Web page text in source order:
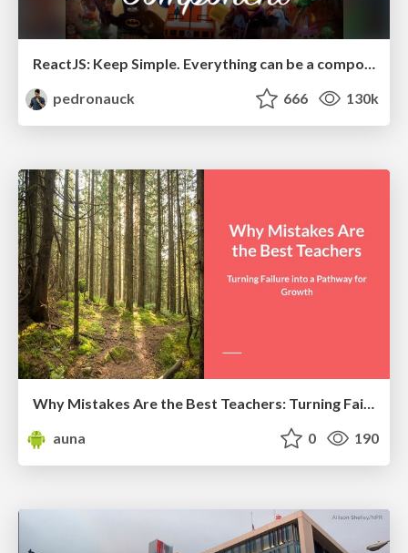
ReactJS: Keep Simple. Everything can be a component!
pedronauck
666 130k
auna
0 190